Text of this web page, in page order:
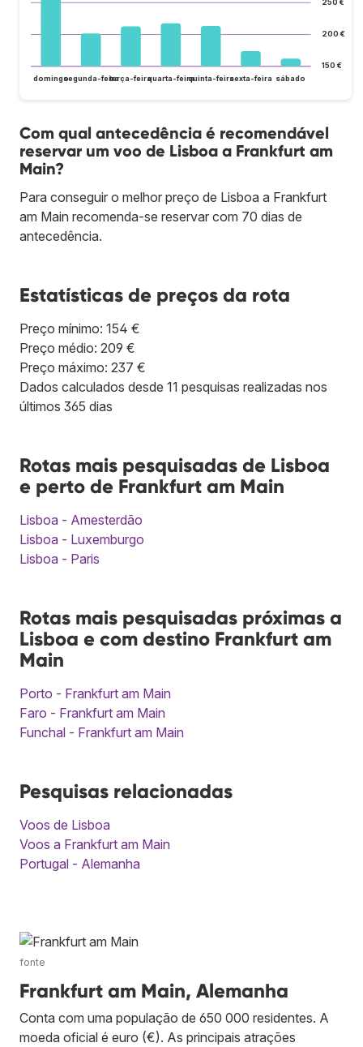
150 €
200 €
domingosegunda-feiraterça-feiraquarta-feiraquinta-feirasexta-feira sábado
Com qual antecedência é recomendável
reservar um voo de Lisboa a Frankfurt am
Main?
Para conseguir o melhor preço de Lisboa a Frankfurt
am Main recomenda-se reservar com 70 dias de
antecedência.
Estatísticas de preços da rota
Preço mínimo: 154 €
Preço médio: 209 €
Preço máximo: 237 €
Dados calculados desde 11 pesquisas realizadas nos
últimos 365 dias
Rotas mais pesquisadas de Lisboa
e perto de Frankfurt am Main
Lisboa - Amesterdão
Lisboa - Luxemburgo
Lisboa - Paris
Rotas mais pesquisadas próximas a
Lisboa e com destino Frankfurt am
Main
Porto - Frankfurt am Main
Faro - Frankfurt am Main
Funchal - Frankfurt am Main
Pesquisas relacionadas
Voos de Lisboa
Voos a Frankfurt am Main
Portugal - Alemanha
fonte
Frankfurt am Main, Alemanha
Conta com uma população de 650 000 residentes. A
moeda oficial é euro (€). As principais atrações